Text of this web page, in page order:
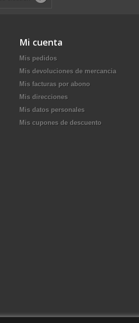
Mi cuenta
Mis pedidos
Mis devoluciones de mercancia
Mis facturas por abono
Mis direcciones
Mis datos personales
Mis cupones de descuento